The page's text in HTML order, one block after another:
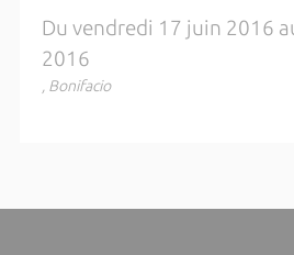
Du vendredi 17 juin 2016
2016
, Bonifacio